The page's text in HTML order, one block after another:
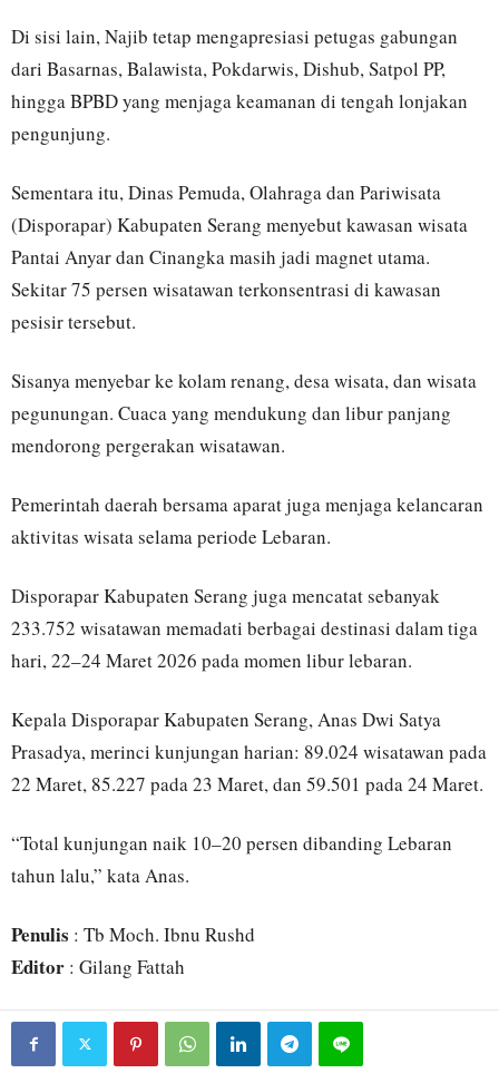
Di sisi lain, Najib tetap mengapresiasi petugas gabungan
dari Basarnas, Balawista, Pokdarwis, Dishub, Satpol PP,
hingga BPBD yang menjaga keamanan di tengah lonjakan
pengunjung.
Sementara itu, Dinas Pemuda, Olahraga dan Pariwisata
(Disporapar) Kabupaten Serang menyebut kawasan wisata
Pantai Anyar dan Cinangka masih jadi magnet utama.
Sekitar 75 persen wisatawan terkonsentrasi di kawasan
pesisir tersebut.
Sisanya menyebar ke kolam renang, desa wisata, dan wisata
pegunungan. Cuaca yang mendukung dan libur panjang
mendorong pergerakan wisatawan.
Pemerintah daerah bersama aparat juga menjaga kelancaran
aktivitas wisata selama periode Lebaran.
Disporapar Kabupaten Serang juga mencatat sebanyak
233.752 wisatawan memadati berbagai destinasi dalam tiga
hari, 22–24 Maret 2026 pada momen libur lebaran.
Kepala Disporapar Kabupaten Serang, Anas Dwi Satya
Prasadya, merinci kunjungan harian: 89.024 wisatawan pada
22 Maret, 85.227 pada 23 Maret, dan 59.501 pada 24 Maret.
“Total kunjungan naik 10–20 persen dibanding Lebaran
tahun lalu,” kata Anas.
Penulis : Tb Moch. Ibnu Rushd
Editor : Gilang Fattah